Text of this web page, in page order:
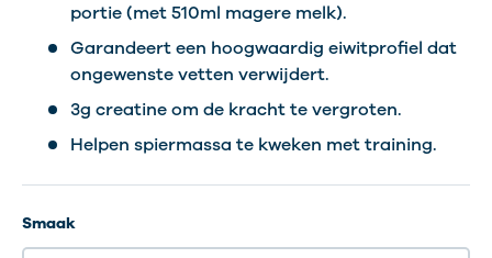
portie (met 510ml magere melk).
Garandeert een hoogwaardig eiwitprofiel dat
ongewenste vetten verwijdert.
3g creatine om de kracht te vergroten.
Helpen spiermassa te kweken met training.
Smaak